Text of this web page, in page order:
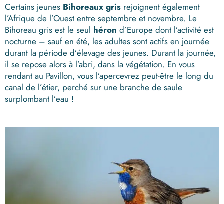
Certains jeunes Bihoreaux gris rejoignent également
l’Afrique de l’Ouest entre septembre et novembre. Le
Bihoreau gris est le seul héron d’Europe dont l’activité est
nocturne – sauf en été, les adultes sont actifs en journée
durant la période d’élevage des jeunes. Durant la journée,
il se repose alors à l’abri, dans la végétation. En vous
rendant au Pavillon, vous l’apercevrez peut-être le long du
canal de l’étier, perché sur une branche de saule
surplombant l’eau !